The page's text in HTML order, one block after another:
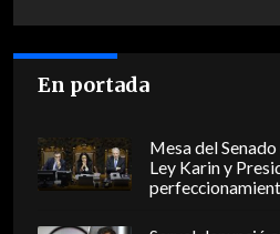
En portada
Mesa del
Ley Karin y